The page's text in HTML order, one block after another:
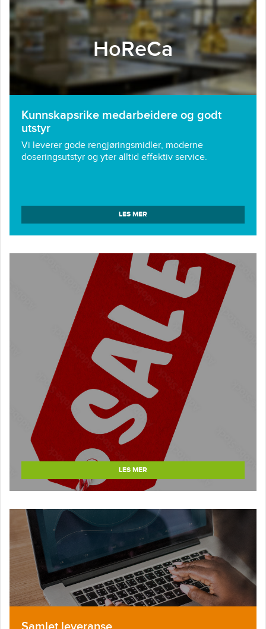
LES MER
HoReCa
Kunnskapsrike medarbeidere og godt
utstyr
Vi leverer gode rengjøringsmidler, moderne
doseringsutstyr og yter alltid effektiv service.
LES MER